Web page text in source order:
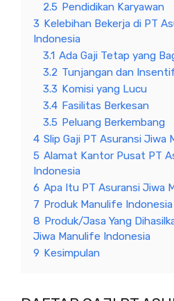
2.5 Pendidikan Karyawan
3 Kelebihan Bekerja di PT
Indonesia
3.1 Ada Gaji Tetap yang
3.2 Tunjangan dan
3.3 Komisi yang Lucu
3.4 Fasilitas Berkesan
3.5 Peluang Berkembang
4 Slip Gaji PT Asuransi Jiwa
5 Alamat Kantor Pusat PT
Indonesia
6 Apa Itu PT Asuransi Jiwa
7 Produk Manulife Indonesia
8 Produk/Jasa Yang
Jiwa Manulife Indonesia
9 Kesimpulan